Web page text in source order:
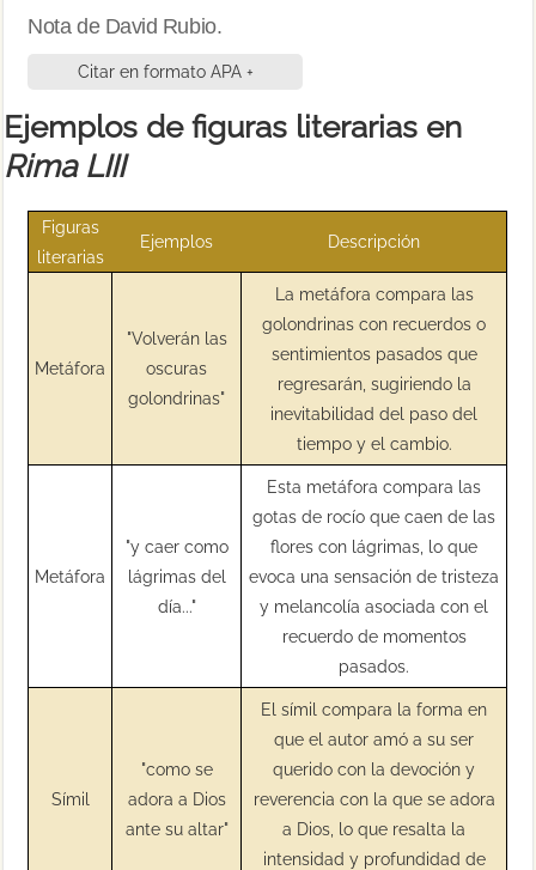
Nota de David Rubio.
Citar en formato APA +
Ejemplos de figuras literarias en
Rima LIII
Figuras
literarias
Ejemplos Descripción
Metáfora
"Volverán las
oscuras
golondrinas"
La metáfora compara las
golondrinas con recuerdos o
sentimientos pasados que
regresarán, sugiriendo la
inevitabilidad del paso del
tiempo y el cambio.
Metáfora
"y caer como
lágrimas del
día..."
Esta metáfora compara las
gotas de rocío que caen de las
flores con lágrimas, lo que
evoca una sensación de tristeza
y melancolía asociada con el
recuerdo de momentos
pasados.
Símil
"como se
adora a Dios
ante su altar"
El símil compara la forma en
que el autor amó a su ser
querido con la devoción y
reverencia con la que se adora
a Dios, lo que resalta la
intensidad y profundidad de